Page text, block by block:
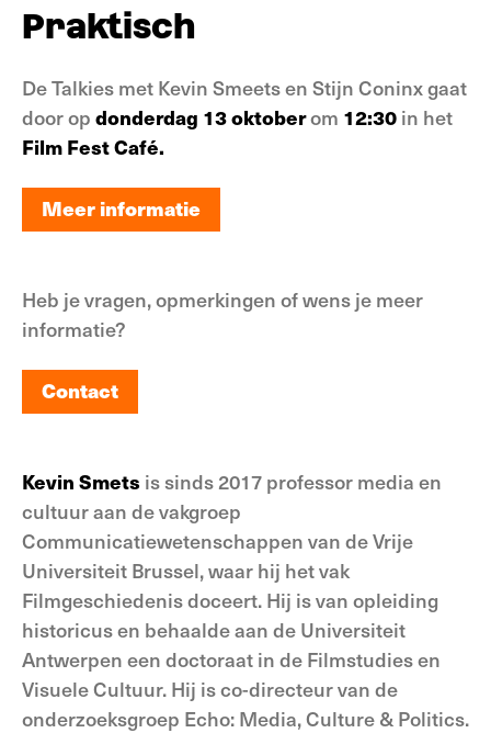
Praktisch
De Talkies met Kevin Smeets en Stijn Coninx gaat
door op donderdag 13 oktoberom 12:30 in het
Film Fest Café.
Meer informatie
Heb je vragen, opmerkingen of wens je meer
informatie?
Contact
Kevin Smets is sinds 2017 professor media en
cultuur aan de vakgroep
Communicatiewetenschappen van de Vrije
Universiteit Brussel, waar hij het vak
Filmgeschiedenis doceert. Hij is van opleiding
historicus en behaalde aan de Universiteit
Antwerpen een doctoraat in de Filmstudies en
Visuele Cultuur. Hij is co-directeur van de
onderzoeksgroep Echo: Media, Culture & Politics.